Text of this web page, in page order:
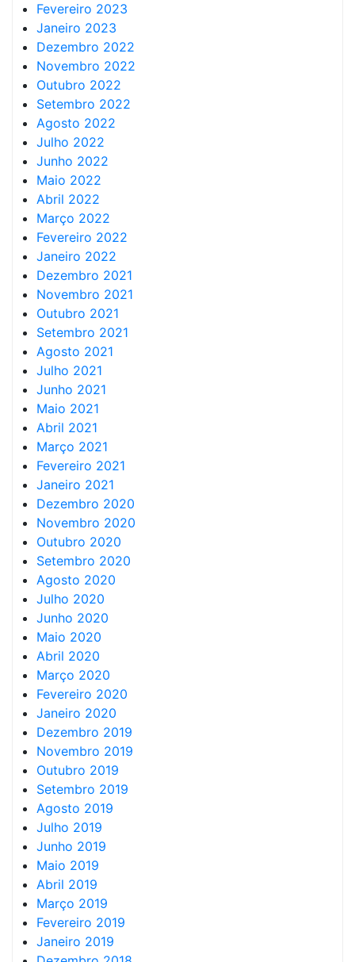
Fevereiro 2023
Janeiro 2023
Dezembro 2022
Novembro 2022
Outubro 2022
Setembro 2022
Agosto 2022
Julho 2022
Junho 2022
Maio 2022
Abril 2022
Março 2022
Fevereiro 2022
Janeiro 2022
Dezembro 2021
Novembro 2021
Outubro 2021
Setembro 2021
Agosto 2021
Julho 2021
Junho 2021
Maio 2021
Abril 2021
Março 2021
Fevereiro 2021
Janeiro 2021
Dezembro 2020
Novembro 2020
Outubro 2020
Setembro 2020
Agosto 2020
Julho 2020
Junho 2020
Maio 2020
Abril 2020
Março 2020
Fevereiro 2020
Janeiro 2020
Dezembro 2019
Novembro 2019
Outubro 2019
Setembro 2019
Agosto 2019
Julho 2019
Junho 2019
Maio 2019
Abril 2019
Março 2019
Fevereiro 2019
Janeiro 2019